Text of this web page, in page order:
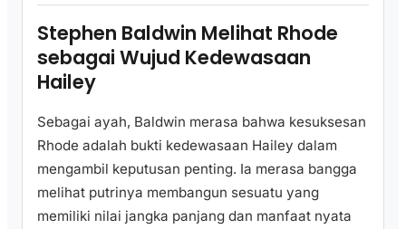
Stephen Baldwin Melihat Rhode
sebagai Wujud Kedewasaan
Hailey
Sebagai ayah, Baldwin merasa bahwa kesuksesan
Rhode adalah bukti kedewasaan Hailey dalam
mengambil keputusan penting. Ia merasa bangga
melihat putrinya membangun sesuatu yang
memiliki nilai jangka panjang dan manfaat nyata